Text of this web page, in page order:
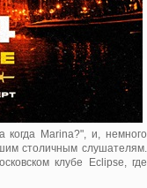
Marina?", и, немного
столичным слушателям.
клубе Eclipse, где